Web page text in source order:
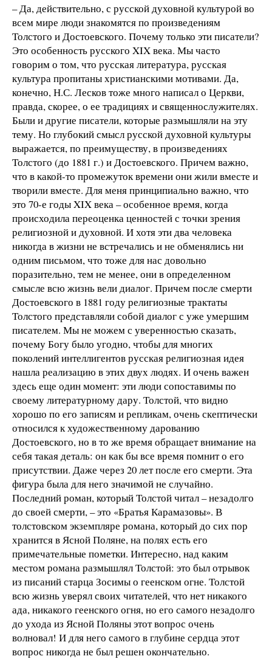
– Да, действительно, с русской духовной культурой во
всем мире люди знакомятся по произведениям
Толстого и Достоевского. Почему только эти писатели?
Это особенность русского XIX века. Мы часто
говорим о том, что русская литература, русская
культура пропитаны христианскими мотивами. Да,
конечно, Н.С. Лесков тоже много написал о Церкви,
правда, скорее, о ее традициях и священнослужителях.
Были и другие писатели, которые размышляли на эту
тему. Но глубокий смысл русской духовной культуры
выражается, по преимуществу, в произведениях
Толстого (до 1881 г.) и Достоевского. Причем важно,
что в какой-то промежуток времени они жили вместе и
творили вместе. Для меня принципиально важно, что
это 70-е годы XIX века – особенное время, когда
происходила переоценка ценностей с точки зрения
религиозной и духовной. И хотя эти два человека
никогда в жизни не встречались и не обменялись ни
одним письмом, что тоже для нас довольно
поразительно, тем не менее, они в определенном
смысле всю жизнь вели диалог. Причем после смерти
Достоевского в 1881 году религиозные трактаты
Толстого представляли собой диалог с уже умершим
писателем. Мы не можем с уверенностью сказать,
почему Богу было угодно, чтобы для многих
поколений интеллигентов русская религиозная идея
нашла реализацию в этих двух людях. И очень важен
здесь еще один момент: эти люди сопоставимы по
своему литературному дару. Толстой, что видно
хорошо по его записям и репликам, очень скептически
относился к художественному дарованию
Достоевского, но в то же время обращает внимание на
себя такая деталь: он как бы все время помнит о его
присутствии. Даже через 20 лет после его смерти. Эта
фигура была для него значимой не случайно.
Последний роман, который Толстой читал – незадолго
до своей смерти, – это «Братья Карамазовы». В
толстовском экземпляре романа, который до сих пор
хранится в Ясной Поляне, на полях есть его
примечательные пометки. Интересно, над каким
местом романа размышлял Толстой: это был отрывок
из писаний старца Зосимы о геенском огне. Толстой
всю жизнь уверял своих читателей, что нет никакого
ада, никакого геенского огня, но его самого незадолго
до ухода из Ясной Поляны этот вопрос очень
волновал! И для него самого в глубине сердца этот
вопрос никогда не был решен окончательно.